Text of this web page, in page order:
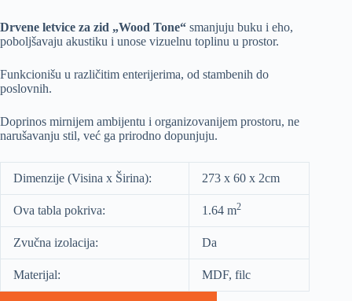
Drvene letvice za zid „Wood Tone“ smanjuju buku i eho,
poboljšavaju akustiku i unose vizuelnu toplinu u prostor.
Funkcionišu u različitim enterijerima, od stambenih do
poslovnih.
Doprinos mirnijem ambijentu i organizovanijem prostoru, ne
narušavanju stil, već ga prirodno dopunjuju.
Dimenzije (Visina x Širina): 273 x 60 x 2cm
Ova tabla pokriva: 1.64 m2
Zvučna izolacija: Da
Materijal: MDF, filc